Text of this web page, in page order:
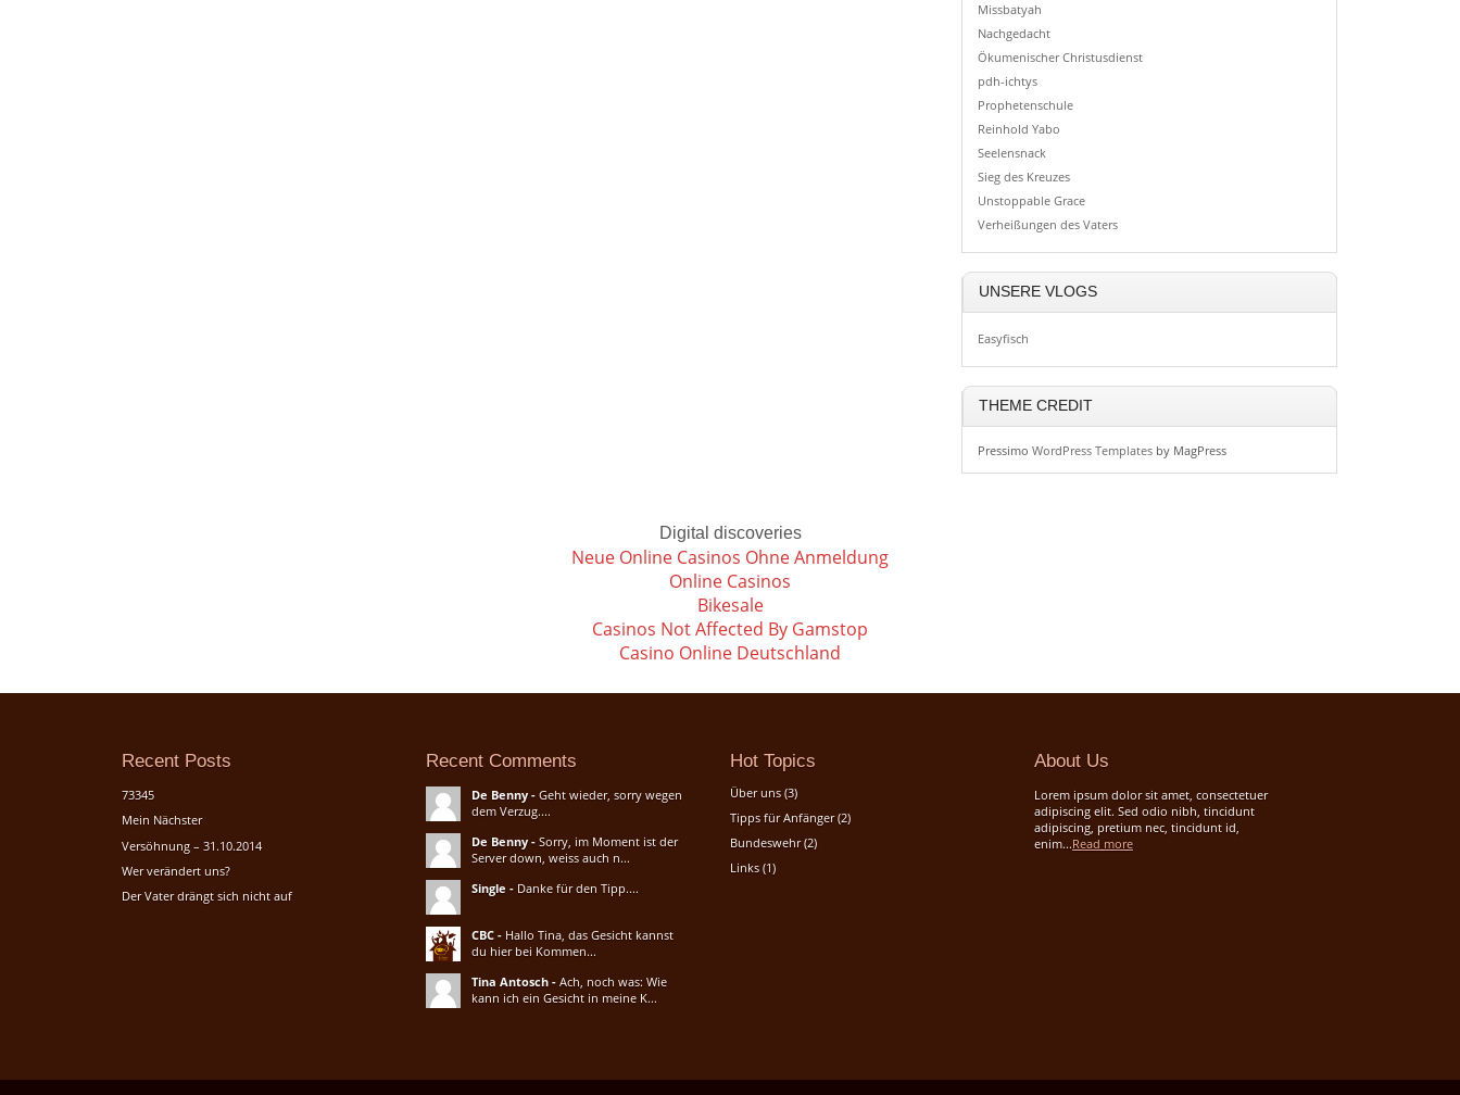
Missbatyah
Nachgedacht
Ökumenischer Christusdienst
pdh-ichtys
Prophetenschule
Reinhold Yabo
Seelensnack
Sieg des Kreuzes
Unstoppable Grace
Verheißungen des Vaters
UNSERE VLOGS
Easyfisch
THEME CREDIT
Pressimo WordPress Templatesby MagPress
Digital discoveries
Neue Online Casinos Ohne Anmeldung
Online Casinos
Bikesale
Casinos Not Affected By Gamstop
Casino Online Deutschland
Recent Posts
73345
Mein Nächster
Versöhnung – 31.10.2014
Wer verändert uns?
Der Vater drängt sich nicht auf
Recent Comments
De Benny- Geht wieder, sorry wegen
dem Verzug....
De Benny- Sorry, im Moment ist der
Server down, weiss auch n...
Single - Danke für den Tipp....
CBC- Hallo Tina, das Gesicht kannst
du hier bei Kommen...
Tina Antosch- Ach, noch was: Wie
kann ich ein Gesicht in meine K...
Hot Topics
Über uns(3)
Tipps für Anfänger(2)
Bundeswehr(2)
Links(1)
About Us
Lorem ipsum dolor sit amet, consectetuer
adipiscing elit. Sed odio nibh, tincidunt
adipiscing, pretium nec, tincidunt id,
enim...Read more